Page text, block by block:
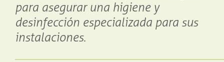
para asegurar una higiene y
desinfección especializada para sus
instalaciones.